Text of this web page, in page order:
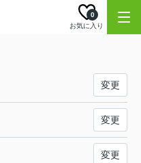
お気に入り
0
変更
変更
変更